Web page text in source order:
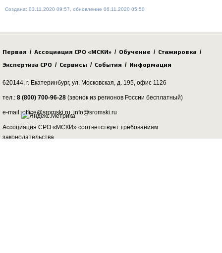
Создана: 03.11.2020 09:57, обновление 06.11.2020 05:50
Первая / Ассоциация СРО «МСКИ» / Обучение / Стажировка /
Экспертиза СРО / Сервисы / События / Информация
620144, г. Екатеринбург, ул. Московская, д. 195, офис 1126
тел.: 8 (800) 700-96-28 (звонок из регионов России бесплатный)
e-mail: office@sromski.ru, info@sromski.ru
Ассоциация СРО «МСКИ» соответствует требованиям
законодательства